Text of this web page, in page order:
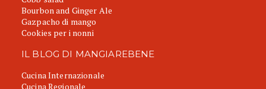
Bourbon and Ginger Ale
Gazpacho di mango
Cookies per i nonni
IL BLOG DI MANGIAREBENE
Cucina Internazionale
Cucina Regionale